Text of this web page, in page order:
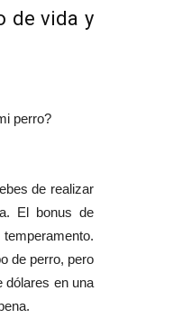
de vida y
perro?
de realizar
El bonus de
de perro, pero
dólares en una